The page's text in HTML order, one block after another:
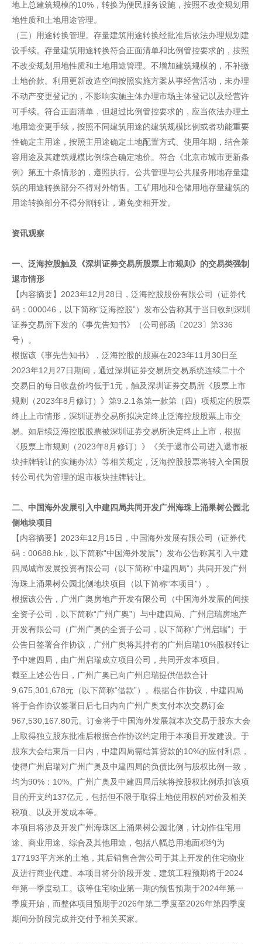
地上总建筑规模的10%，转换为便民服务设施，按照不改变规划用
地性质和土地用途管理。
（三）用途转换管理。存量建筑用途转换经批准后依法办理规划建
设手续。存量建筑用途转换符合正面清单和比例管控要求的，按照
不改变规划用地性质和土地用途管理。不增加建筑规模的，不补缴
土地价款。利用更新改造空间按照实施方案从事经营活动，未办理
不动产变更登记的，不影响实施主体办理市场主体登记以及经营许
可手续。符合正面清单，但超过比例管控要求的，应当依法办理土
地用途变更手续，按照不同建筑用途的建筑规模比例或者功能重要
性确定主用途，按照主用途确定土地配置方式、使用年期，结合兼
容用途及其建筑规模比例综合确定地价。符合《北京市城市更新条
例》第五十条情形的，遵照执行。公共管理与公共服务用地存量建
筑的用途转换部分不得对外销售。工矿用地和仓储用地存量建筑的
用途转换部分不得分割转让，避免变相开发。
资讯观察
一、泛海控股触及《深圳证券交易所股票上市规则》的交易类强制
退市情形
【内容摘要】2023年12月28日，泛海控股股份有限公司（证券代
码：000046，以下简称“泛海控股”）发布公告称其于当日收到深圳
证券交易所下发的《事先告知书》（公司部函〔2023〕第336
号）。
根据该《事先告知书》，泛海控股的股票在2023年11月30日至
2023年12月27日期间，通过深圳证券交易所交易系统连续二十个
交易日的每日收盘价均低于1元，触及深圳证券交易所《股票上市
规则（2023年8月修订）》第9.2.1条第一款第（四）项规定的股票
终止上市情形，深圳证券交易所拟决定终止泛海控股股票上市交
易。如后续泛海控股股票被深圳证券交易所决定终止上市，根据
《股票上市规则（2023年8月修订）》《关于退市公司进入退市板
块挂牌转让的实施办法》等相关规定，泛海控股股票将转入全国股
转公司代为管理的退市板块挂牌转让。
二、中国海外发展引入中建四局共同开发广州海珠上涌果树公园北
侧地块项目
【内容摘要】2023年12月15日，中国海外发展有限公司（证券代
码：00688.hk，以下简称“中国海外发展”）发布公告称其引入中建
四局城市发展投资有限公司（以下简称“中建四局”）共同开发广州
海珠上涌果树公园北侧地块项目（以下简称“本项目”）。
根据该公告，广州广奥房地产开发有限公司（中国海外发展的间接
全资子公司，以下简称“广州广奥”）与中建四局、广州启瑞房地产
开发有限公司（广州广奥的全资子公司，以下简称“广州启瑞”）于
公告日签署合作协议，广州广奥将其持有的广州启瑞10%股权转让
予中建四局，由广州启瑞成立项目公司，共同开发本项目。
截至上述公告日，广州广奥已向广州启瑞提供借款合计
9,675,301,678元（以下简称“借款”）。根据合作协议，中建四局
将于合作协议签署日后七日内向广州广奥支付本次交易订金
967,530,167.80元。订金将于中国海外发展就本次交易于股东大会
上取得独立股东批准后根据合作协议约定用于本项目开发建设。于
股东大会结束后一日内，中建四局需结算贷款的10%的应付利息，
使得广州启瑞对广州广奥及中建四局的负债比例与股权比例一致，
均为90%：10%。广州广奥及中建四局后续将按股权比例承担该项
目的开支约137亿元，包括但不限于取得土地使用权的对价及相关
税项、以及开发成本等。
本项目将涉及开发广州海珠区上涌果树公园北侧，计划作住宅用
途、商业用途、综合及其他用途，包括八幅总用地面积约为
177193平方米的土地，其后销售合营公司于其上开发的住宅物业
及进行商业代建。本项目将分阶段开发，建筑工程预期将于2024
年第一季度动工。该等住宅物业第一期的预售预期于2024年第一
季度开始，而整体项目预期于2026年第二季度至2026年第四季度
期间分阶段完成并交付予相关买家。